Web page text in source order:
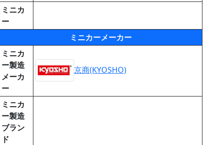
ミニカ
ー
ミニカーメーカー
ミニカ
ー製造
メーカ
ー
京商(KYOSHO)
ミニカ
ー製造
ブラン
ド